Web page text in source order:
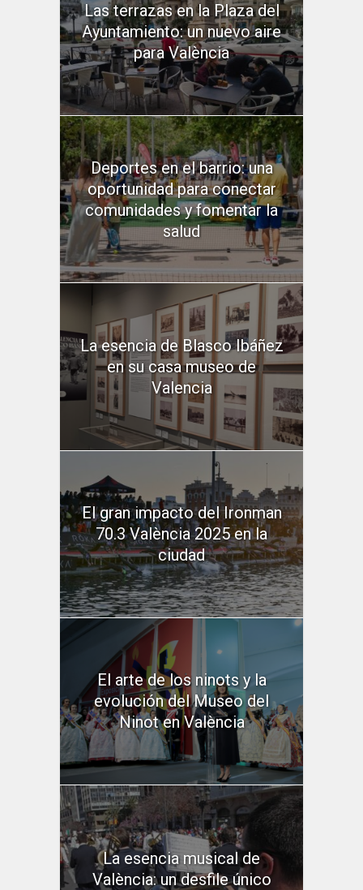
Las terrazas en la Plaza del
Ayuntamiento: un nuevo aire
para València
Deportes en el barrio: una
oportunidad para conectar
comunidades y fomentar la
salud
La esencia de Blasco Ibáñez
en su casa museo de
Valencia
El gran impacto del Ironman
70.3 València 2025 en la
ciudad
El arte de los ninots y la
evolución del Museo del
Ninot en València
La esencia musical de
València: un desfile único